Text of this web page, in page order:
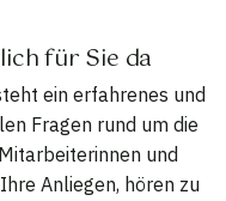
für Sie da
ein erfahrenes und
Fragen rund um die
und
Anliegen, hören zu